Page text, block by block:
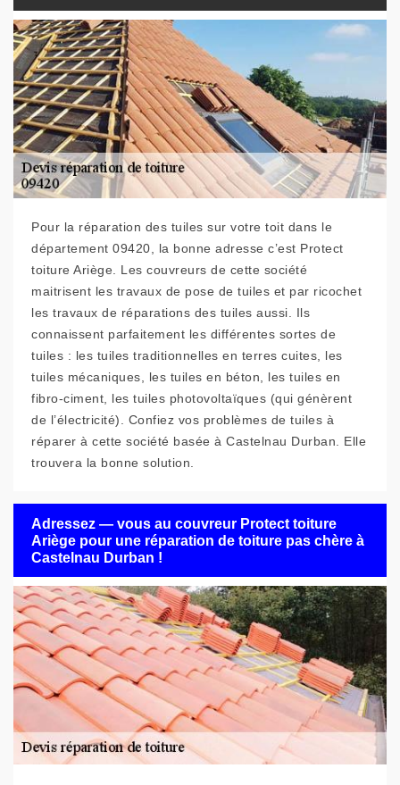
Pour la réparation des tuiles sur votre toit dans le
département 09420, la bonne adresse c’est Protect
toiture Ariège. Les couvreurs de cette société
maitrisent les travaux de pose de tuiles et par ricochet
les travaux de réparations des tuiles aussi. Ils
connaissent parfaitement les différentes sortes de
tuiles : les tuiles traditionnelles en terres cuites, les
tuiles mécaniques, les tuiles en béton, les tuiles en
fibro-ciment, les tuiles photovoltaïques (qui génèrent
de l’électricité). Confiez vos problèmes de tuiles à
réparer à cette société basée à Castelnau Durban. Elle
trouvera la bonne solution.
Adressez — vous au couvreur Protect toiture
Ariège pour une réparation de toiture pas chère à
Castelnau Durban !